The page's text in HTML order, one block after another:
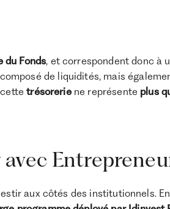
du Fonds, et correspondent donc à
de liquidités, mais
cettetrésoreriene représente plus
aux côtés des institutionnels.